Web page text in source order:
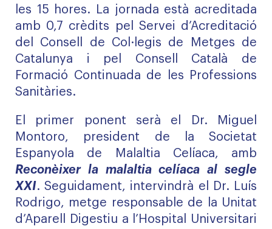
les 15 hores. La jornada està acreditada
amb 0,7 crèdits pel Servei d’Acreditació
del Consell de Col·legis de Metges de
Catalunya i pel Consell Català de
Formació Continuada de les Professions
Sanitàries.
El primer ponent serà el Dr. Miguel
Montoro, president de la Societat
Espanyola de Malaltia Celíaca, amb
Reconèixer la malaltia celíaca al segle
XXI. Seguidament, intervindrà el Dr. Luís
Rodrigo, metge responsable de la Unitat
d’Aparell Digestiu a l’Hospital Universitari